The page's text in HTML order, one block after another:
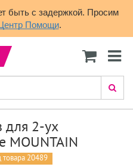
быть с задержкой. Просим
Помощи.
для 2-ух
MOUNTAIN
товара 20489